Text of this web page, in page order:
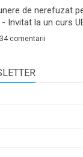
de nerefuzat
- Invitat la un curs
comentarii